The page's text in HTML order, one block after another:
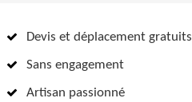
Devis et déplacement gratuits
Sans engagement
Artisan passionné